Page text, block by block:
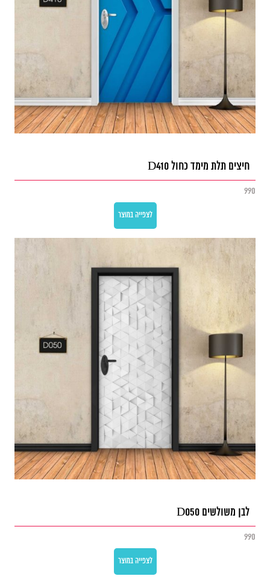
חיצים תלת מימד כחול D410
990
לצפייה במוצר
לבן משולשים D050
990
לצפייה במוצר